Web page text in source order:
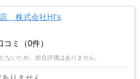
株式会社HI‘s
コミ（0件）
ないため、総合評価はありません。